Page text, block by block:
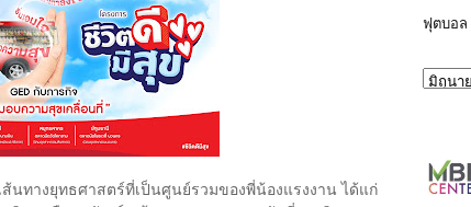
นทางยุทธศาสตร์ที่เป็นศูนย์รวมของพี่น้องแรงงาน ได้แก่
ฟุตบอล